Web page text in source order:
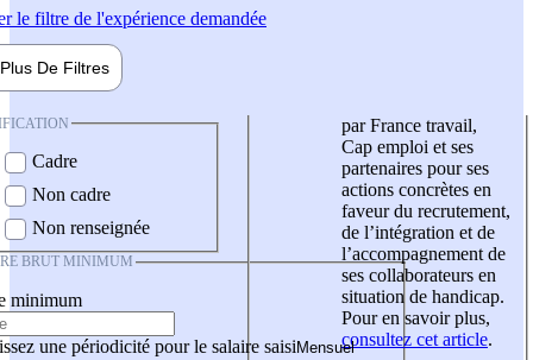
le filtre de l'expérience demandée
Plus De Filtres
Cadre
Non cadre
Non renseignée
BRUT MINIMUM
minimum
une périodicité pour le salaire saisi
par France travail,
Cap emploi et ses
partenaires pour ses
actions concrètes en
faveur du recrutement,
de l’intégration et de
l’accompagnement de
ses collaborateurs en
situation de handicap.
Pour en savoir plus,
consultez cet article.